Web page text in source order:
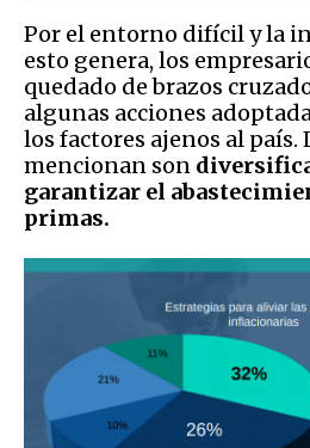
Por el entorno difícil y la
esto genera, los
quedado de brazos
algunas acciones
los factores ajenos al país.
mencionan son
garantizar el
primas.